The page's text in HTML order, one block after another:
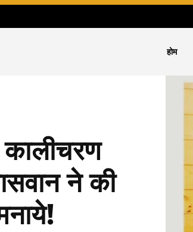
होम
ने की